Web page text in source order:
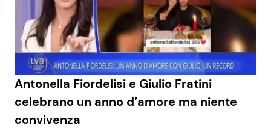
Antonella Fiordelisi e Giulio Fratini
celebrano un anno d’amore ma niente
convivenza